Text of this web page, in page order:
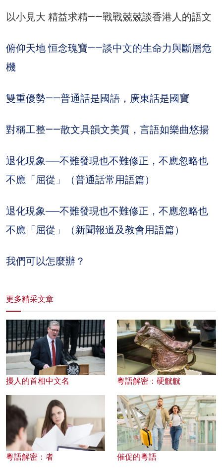
以小見大 精益求精——戰戰兢兢談香港人的語文
俯仰天地 恒念瑰寶——談中文的生命力與斷層危
機
雙重優勢——普通話是國語，廣東話是國寶
對稱工整——散文具韻文美質，言語如樂曲悠揚
退化現象──不難發現也不難修正，不應忽略也
不應「屈從」（普通話常用語篇）
退化現象──不難發現也不難修正，不應忽略也
不應「屈從」（新聞報道及教會用語篇）
我們可以怎麼辦？
更多精采文章
擾人的首相中文名 粵語解密：硬觥觥
粵語解密：者 催促的粵語